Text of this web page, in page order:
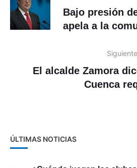
Bajo presión
apela a la
El alcalde Zamora
Cuenca
ÚLTIMAS NOTICIAS